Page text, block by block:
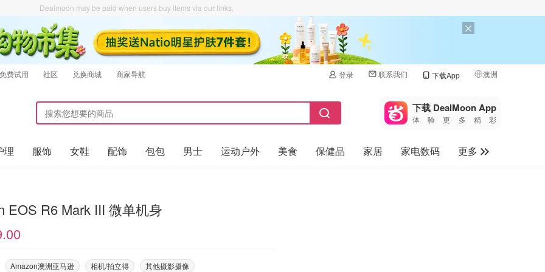
Dealmoon may be paid when users buy items via our links.
免费试用 社区 兑换商城 商家导航 登录 联系我们 下载App 澳洲
🇺🇸
🇨🇳 中国
🇨🇦加拿大
下载 DealMoon App
体验更多精彩
理 服饰 女鞋 配饰 包包 男士 运动户外 美食 保健品 家居 家电数码
更多
EOS R6 Mark III 微单机身
Amazon澳洲亚马逊 相机/拍立得 其他摄影摄像